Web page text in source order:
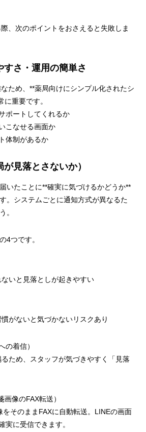
、次のポイントをおさえると失敗しま
さ・運用の簡単さ
ため、**薬局向けにシンプル化されたシ
に重要です。
ポートしてくれるか
こなせる画面か
体制があるか
見落とさないか）
いたことに**確実に気づけるかどうか**
。システムごとに通知方式が異なるた
。
4つです。
いと見落としが起きやすい
がないと気づかないリスクあり
の着信）
ため、スタッフが気づきやすく「見落
像のFAX転送）
そのままFAXに自動転送。LINEの画面
実に受信できます。